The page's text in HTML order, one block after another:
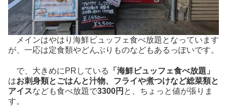
メインはやはり海鮮ビュッフェ食べ放題となっています
が、一応は定食類やどんぶりものなどもあるっぽいです。
で、大きめにPRしている
「海鮮ビュッフェ食べ放題」
はお刺身類とごはんと汁物、フライや煮つけなど総菜類と
アイスなども食べ放題で3300円 と、ちょっと値が張りま
す。